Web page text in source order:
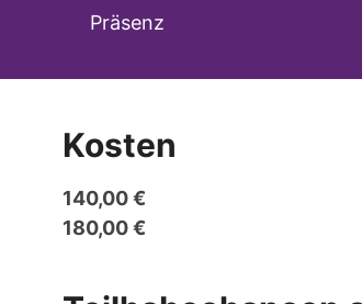
Präsenz
Kosten
140,00 €
180,00 €